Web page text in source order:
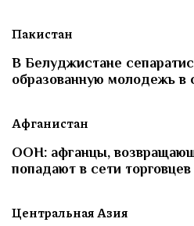
Пакистан
В Белуджистане
образованную молодежь в
Афганистан
ООН: афганцы,
попадают в сети
Центральная Азия